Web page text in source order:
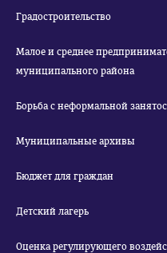
Градостроительство
Малое и среднее
муниципального района
Борьба с неформальной
Муниципальные архивы
Бюджет для граждан
Детский лагерь
Оценка регулирующего